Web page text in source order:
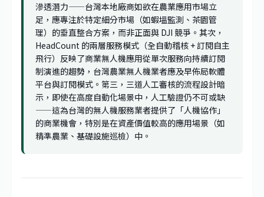
滲透潛力——台灣本地廠商如欲在農業應用市場立
足，應專注於特定細分市場（如蝦塭監測、茶園管
理）的垂直整合方案，而非正面與 DJI 競爭。其次，
HeadCount 的兩層服務模式（全自動稽核 + 訂閱自主
飛行）反映了商業無人機應用從單次服務向持續訂閱
制演進的趨勢，台灣農業無人機業者應及早佈局軟體
平台與訂閱模式。第三，三道人工審核的流程設計暗
示，即使在高度自動化場景中，人工驗證仍不可或缺
——這為台灣的無人機服務業者提供了「人機協作」
的商業機會，特別是在資產價值較高的應用場景（如
精準農業、基礎設施巡檢）中。